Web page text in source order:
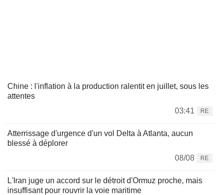
Chine : l'inflation à la production ralentit en juillet, sous les
attentes
03:41
RE
Atterrissage d'urgence d'un vol Delta à Atlanta, aucun
blessé à déplorer
08/08
RE
L'Iran juge un accord sur le détroit d'Ormuz proche, mais
insuffisant pour rouvrir la voie maritime